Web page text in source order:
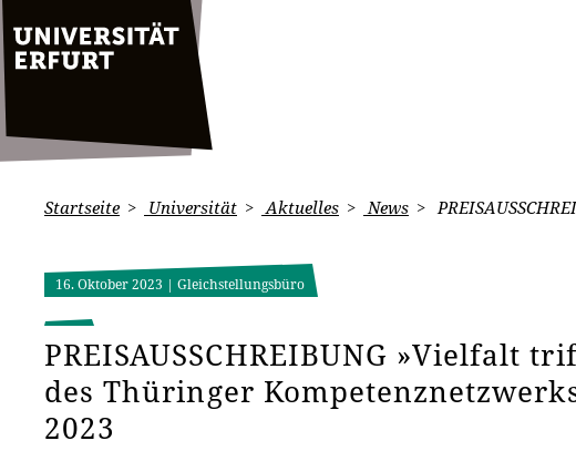
Startseite Universität Aktuelles News
16. Oktober 2023 | Gleichstellungsbüro
PREISAUSSCHREIBUNG »Vielfalt
des Thüringer
2023